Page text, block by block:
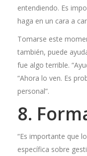
entendiendo. Es
haga en un cara a
Tomarse este
también, puede
fue algo terrible.
“Ahora lo ven. Es
personal”.
8.
“Es importante que
específica sobre